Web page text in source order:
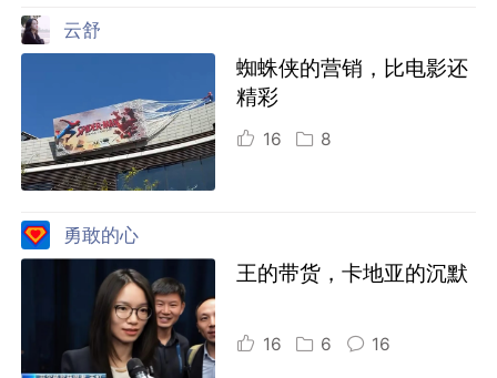
云舒
蜘蛛侠的营销，比电影还
精彩
16 8
勇敢的心
王的带货，卡地亚的沉默
16 6 16